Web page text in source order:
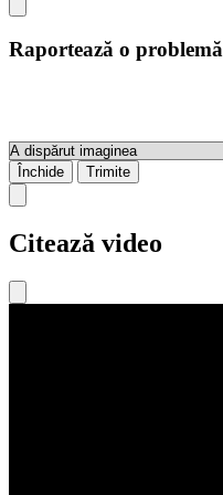
Raportează o problemă
Închide Trimite
Citează video